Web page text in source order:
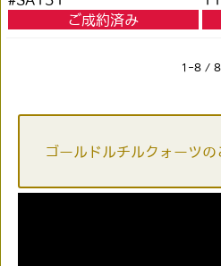
ご成約済み
1-8 / 8
ゴールドルチルクォーツ